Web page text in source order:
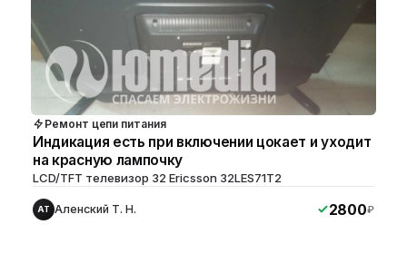
Ремонт цепи питания
Индикация есть при включении цокает и уходит
на красную лампочку
LCD/TFT телевизор 32 Ericsson 32LES71T2
АТ Аленский Т. Н. 2800₽